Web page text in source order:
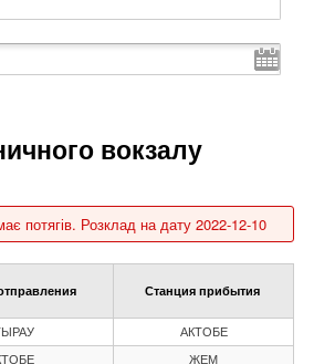
вокзалу
потягів. Розклад на дату 2022-12-10
Станция прибытия
АКТОБЕ
ЖЕМ